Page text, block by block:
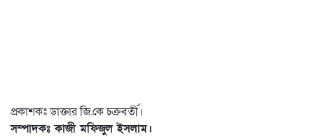
প্রকাশকঃ ডাক্তার জি.কে চক্রবর্তী।
সম্পাদকঃ কাজী মফিজুল ইসলাম।